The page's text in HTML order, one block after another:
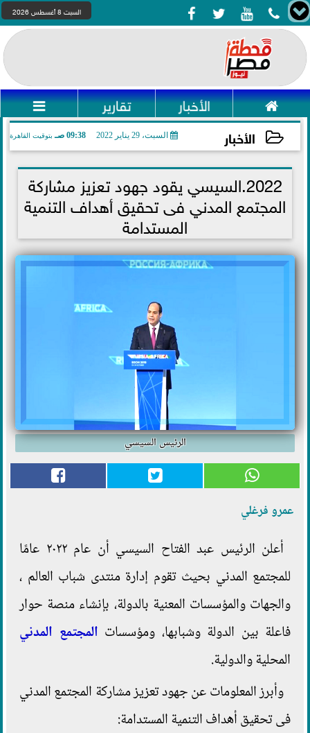
    السبت 8 أغسطس 2026
 الأخبار تقارير 
الأخبار السبت، 29 يناير 2022 09:38 صـ بتوقيت القاهرة
2022-01-29 09:38:06 2022.السيسي يقود جهود تعزيز مشاركة
المجتمع المدني فى تحقيق أهداف التنمية
المستدامة
الرئيس السيسي
عمرو فرغلي
أعلن الرئيس عبد الفتاح السيسي أن عام ٢٠٢٢ عامًا
للمجتمع المدني بحيث تقوم إدارة منتدى شباب العالم ،
والجهات والمؤسسات المعنية بالدولة، بإنشاء منصة حوار
فاعلة بين الدولة وشبابها، ومؤسسات المجتمع المدني
المحلية والدولية.
وأبرز المعلومات عن جهود تعزيز مشاركة المجتمع المدني
فى تحقيق أهداف التنمية المستدامة: